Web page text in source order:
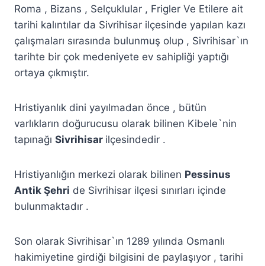
Roma , Bizans , Selçuklular , Frigler Ve Etilere ait
tarihi kalıntılar da Sivrihisar ilçesinde yapılan kazı
çalışmaları sırasında bulunmuş olup , Sivrihisar`ın
tarihte bir çok medeniyete ev sahipliği yaptığı
ortaya çıkmıştır.
Hristiyanlık dini yayılmadan önce , bütün
varlıkların doğurucusu olarak bilinen Kibele`nin
tapınağı Sivrihisar ilçesindedir .
Hristiyanlığın merkezi olarak bilinen Pessinus
Antik Şehri de Sivrihisar ilçesi sınırları içinde
bulunmaktadır .
Son olarak Sivrihisar`ın 1289 yılında Osmanlı
hakimiyetine girdiği bilgisini de paylaşıyor , tarihi